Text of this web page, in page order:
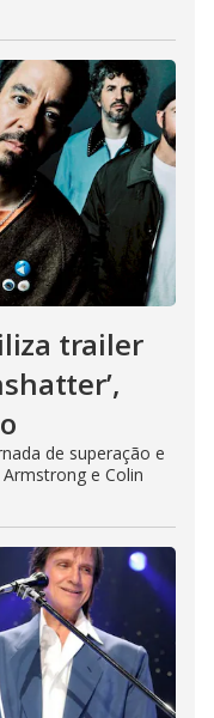
trailer
de superação e
e Colin